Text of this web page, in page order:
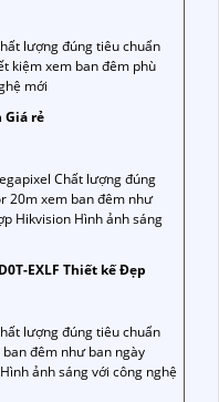
lượng đúng tiêu chuẩn
kiệm xem ban đêm phù
mới
Giá rẻ
Chất lượng đúng
20m xem ban đêm như
Hikvision Hình ảnh sáng
EXLF Thiết kế Đẹp
lượng đúng tiêu chuẩn
đêm như ban ngày
ảnh sáng với công nghệ